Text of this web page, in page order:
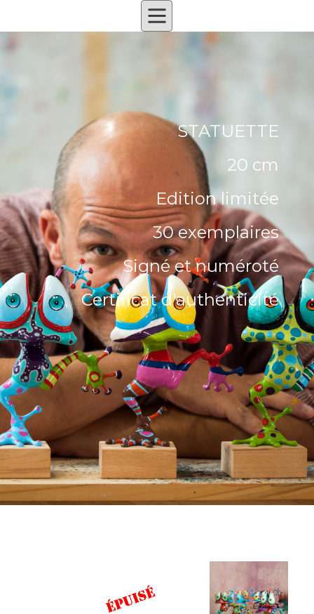
STATUETTE
20 cm
Edition limitée
30 exemplaires
Signé et numéroté
Certificat d'authenticité